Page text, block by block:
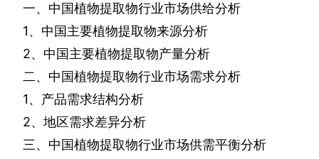
一、中国植物提取物行业市场供给分析
1、中国主要植物提取物来源分析
2、中国主要植物提取物产量分析
二、中国植物提取物行业市场需求分析
1、产品需求结构分析
2、地区需求差异分析
三、中国植物提取物行业市场供需平衡分析